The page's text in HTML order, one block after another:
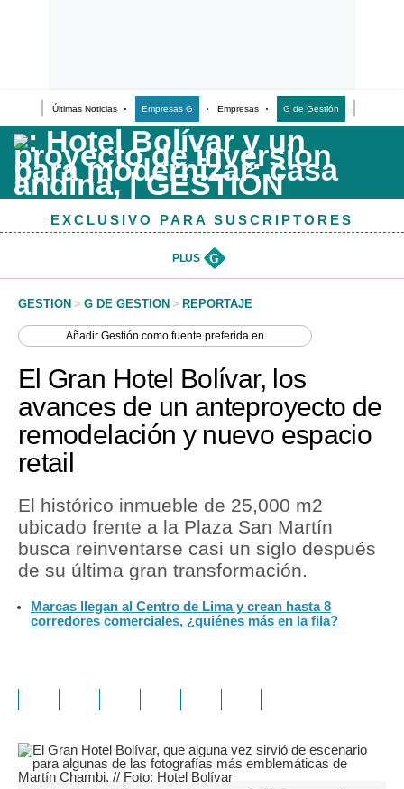
Últimas Noticias Empresas G Empresas G de Gestión
Últimas Noticias
Casos de Estudio
Columnistas
InfografíasEXCLUSIVO PARA SUSCRIPTORES
PLUS G
GESTION > G DE GESTION > REPORTAJE
AñadirGestión como fuente preferida en
El Gran Hotel Bolívar, los
avances de un anteproyecto de
remodelación y nuevo espacio
retail
El histórico inmueble de 25,000 m2
ubicado frente a la Plaza San Martín
busca reinventarse casi un siglo después
de su última gran transformación.
Marcas llegan al Centro de Lima y crean hasta 8
corredores comerciales, ¿quiénes más en la fila?